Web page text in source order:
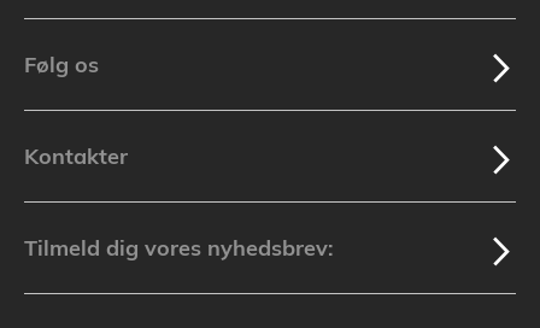
Følg os
Kontakter
Tilmeld dig vores nyhedsbrev: